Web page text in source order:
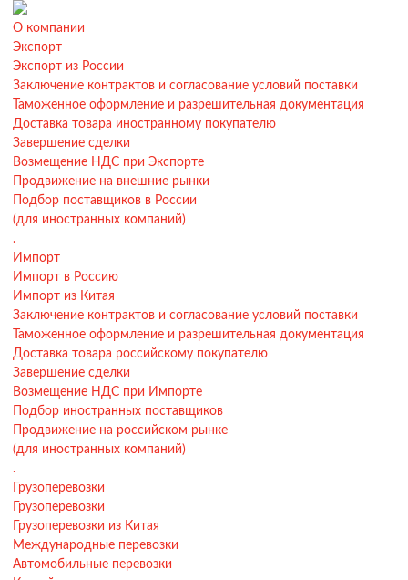
О компании
Экспорт
Экспорт из России
Заключение контрактов и согласование условий поставки
Таможенное оформление и разрешительная документация
Доставка товара иностранному покупателю
Завершение сделки
Возмещение НДС при Экспорте
Продвижение на внешние рынки
Подбор поставщиков в России
(для иностранных компаний)
.
Импорт
Импорт в Россию
Импорт из Китая
Заключение контрактов и согласование условий поставки
Таможенное оформление и разрешительная документация
Доставка товара российскому покупателю
Завершение сделки
Возмещение НДС при Импорте
Подбор иностранных поставщиков
Продвижение на российском рынке
(для иностранных компаний)
.
Грузоперевозки
Грузоперевозки
Грузоперевозки из Китая
Международные перевозки
Автомобильные перевозки